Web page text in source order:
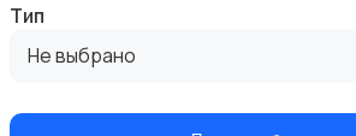
Тип
Не выбрано